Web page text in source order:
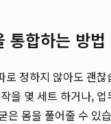
통합하는 방법
로 정하지 않아도 괜
을 몇 세트 하거나,
은 몸을 풀어줄 수 있